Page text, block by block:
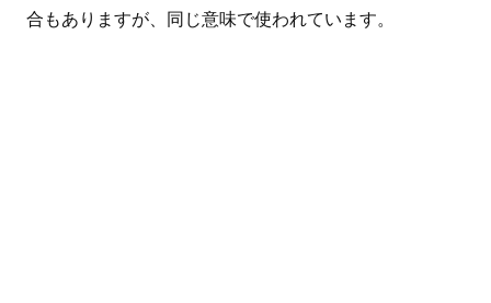
合もありますが、同じ意味で使われています。